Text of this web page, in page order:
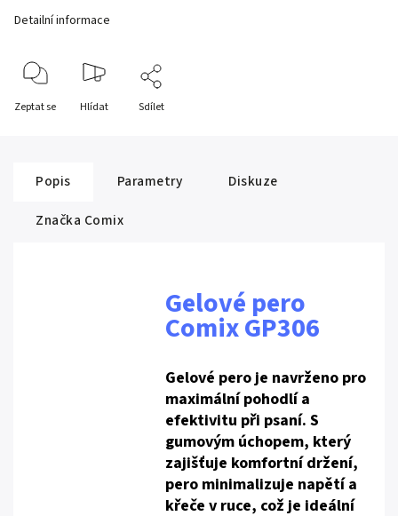
Detailní informace
Zeptat se Hlídat Sdílet
Popis Parametry
Diskuze
Značka Comix
Gelové pero
Comix GP306
Gelové pero je navrženo pro
maximální pohodlí a
efektivitu při psaní. S
gumovým úchopem, který
zajišťuje komfortní držení,
pero minimalizuje napětí a
křeče v ruce, což je ideální